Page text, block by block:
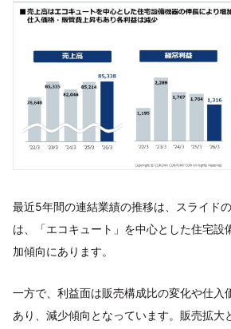
最近5年間の連結業績の推移は、スライド
は、「エコキュート」を中心とした住宅設
加傾向にあります。
一方で、利益面は販売構成比の変化や仕入
あり、減少傾向となっています。販売拡大